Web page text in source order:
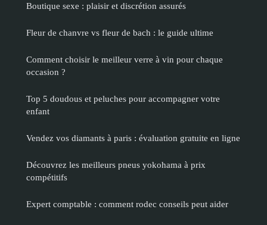
Boutique sexe : plaisir et discrétion assurés
Fleur de chanvre vs fleur de bach : le guide ultime
Comment choisir le meilleur verre à vin pour chaque
occasion ?
Top 5 doudous et peluches pour accompagner votre
enfant
Vendez vos diamants à paris : évaluation gratuite en ligne
Découvrez les meilleurs pneus yokohama à prix
compétitifs
Expert comptable : comment rodec conseils peut aider